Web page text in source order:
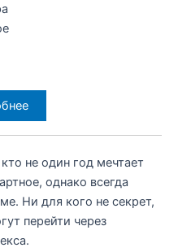
не один год мечтает
однако всегда
Ни для кого не секрет,
перейти через